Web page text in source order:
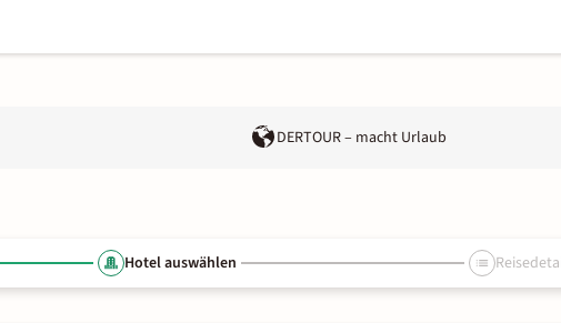
DERTOUR – macht Urlaub
Hotel auswählen